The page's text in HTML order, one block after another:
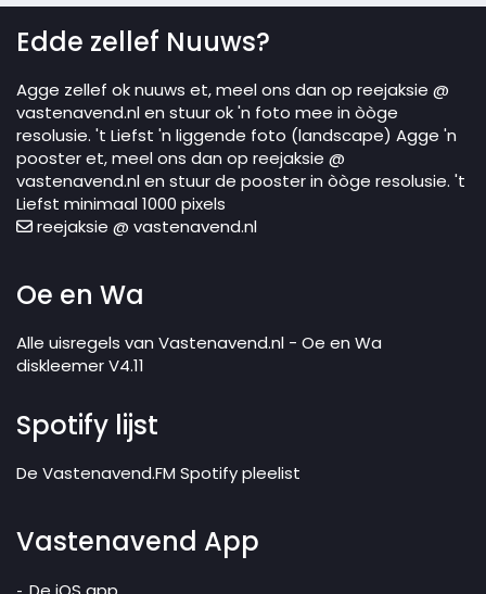
Edde zellef Nuuws?
Agge zellef ok nuuws et, meel ons dan op reejaksie @
vastenavend.nl en stuur ok 'n foto mee in òòge
resolusie. 't Liefst 'n liggende foto (landscape) Agge 'n
pooster et, meel ons dan op reejaksie @
vastenavend.nl en stuur de pooster in òòge resolusie. 't
Liefst minimaal 1000 pixels
reejaksie @ vastenavend.nl
Oe en Wa
Alle uisregels van Vastenavend.nl - Oe en Wa
diskleemer V4.11
Spotify lijst
De Vastenavend.FM Spotify pleelist
Vastenavend App